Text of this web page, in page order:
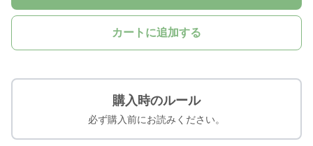
カートに追加する
購入時のルール
必ず購入前にお読みください。